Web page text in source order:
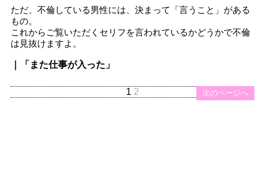
ただ、不倫している男性には、決まって「言うこと」がある
もの。
これからご覧いただくセリフを言われているかどうかで不倫
は見抜けますよ。
｜「また仕事が入った」
次のページへ
1 2